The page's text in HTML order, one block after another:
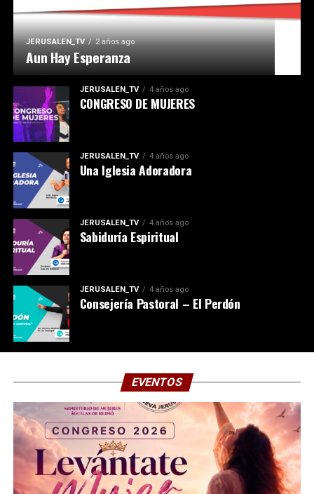
JERUSALEN_TV 2 años ago
Aun Hay Esperanza
JERUSALEN_TV 4 años ago
CONGRESO DE MUJERES
JERUSALEN_TV 4 años ago
Una Iglesia Adoradora
JERUSALEN_TV 4 años ago
Sabiduría Espiritual
JERUSALEN_TV 4 años ago
Consejería Pastoral – El Perdón
EVENTOS